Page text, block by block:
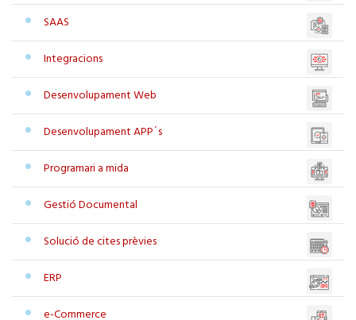
SAAS
Integracions
Desenvolupament Web
Desenvolupament APP´s
Programari a mida
Gestió Documental
Solució de cites prèvies
ERP
e-Commerce